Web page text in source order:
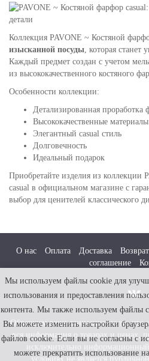
Коллекция PAVONE ~ Костяной
изысканной посуды, которая станет
Каждый предмет создан с учетом
из высококачественного костяного
Особенности коллекции:
Детализированная проработка
Высококачественные материалы
Элегантный casual стиль
Долговечность
Идеальный подарок
Приобретайте изделия из коллекции
casual в официальном магазине с
выбор для ценителей классического
О нас Оплата Доставка
соглашение
Обращаем ваше внимание на то, что
вся информация о товарах и ценах,
исключительно
условиях не является
Мы используем файлы cookie для
использования и предоставления
контента. Мы также используем файлы
Вы можете изменить настройки
файлов cookie. Если вы не согласны с
можете прекратить использование